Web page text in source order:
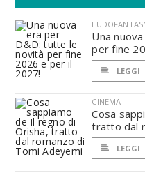
Una
per fine
LEGGI
CINEMA
Cosa
tratto dal
LEGGI